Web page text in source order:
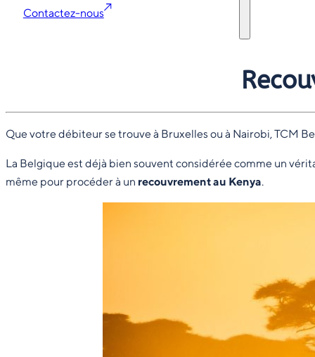
Contactez-nous
Que votre débiteur se trouve à Bruxelles ou à Nairobi, TCM
La Belgique est déjà bien souvent considérée comme un
même pour procéder à un recouvrementau Kenya.